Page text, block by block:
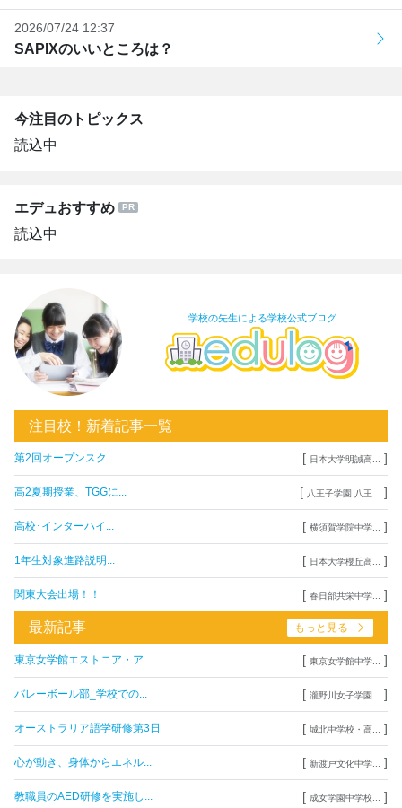
2026/07/24 12:37
SAPIXのいいところは？
今注目のトピックス
読込中
エデュおすすめ
読込中
学校の先生による学校公式ブログ
注目校！新着記事一覧
第2回オープンスク... [ 日本大学明誠高... ]
高2夏期授業、TGGに... [ 八王子学園 八王... ]
高校･インターハイ... [ 横須賀学院中学... ]
1年生対象進路説明... [ 日本大学櫻丘高... ]
関東大会出場！！ [ 春日部共栄中学... ]
最新記事 もっと見る
東京女学館エストニア・ア... [ 東京女学館中学... ]
バレーボール部_学校での... [ 瀧野川女子学園... ]
オーストラリア語学研修第3日 [ 城北中学校・高... ]
心が動き、身体からエネル... [ 新渡戸文化中学... ]
教職員のAED研修を実施し... [ 成女学園中学校... ]